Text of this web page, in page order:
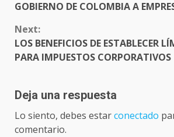
GOBIERNO DE COLOMBIA A
Next:
LOS BENEFICIOS DE ESTABLECER
PARA IMPUESTOS CORPORATIVOS
Deja una respuesta
Lo siento, debes estarconectado
comentario.